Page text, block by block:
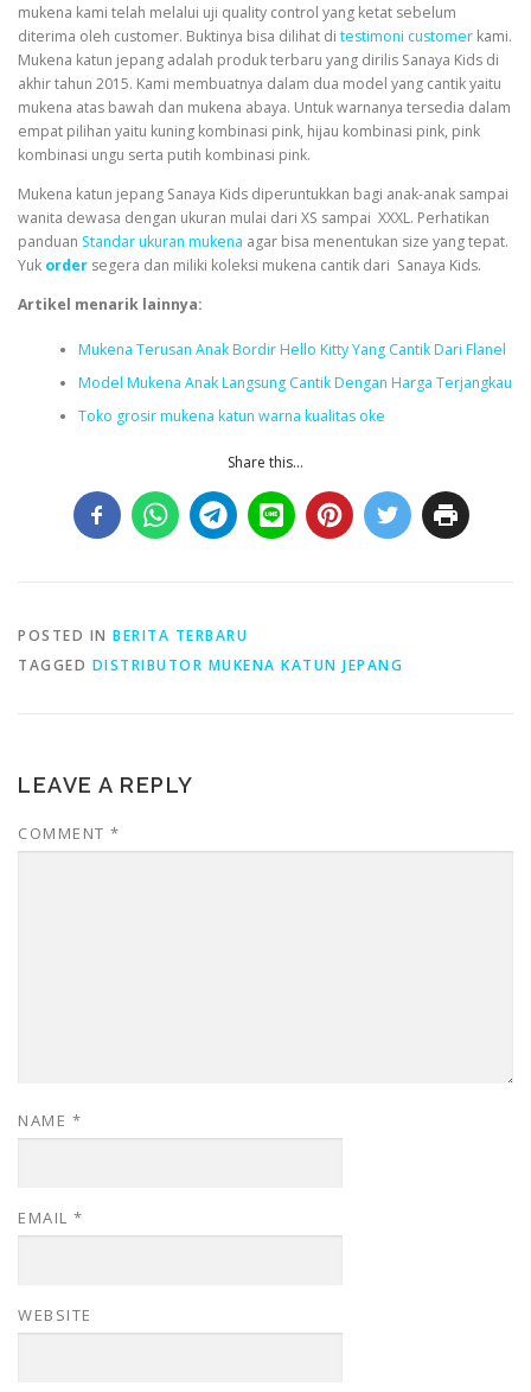
mukena kami telah melalui uji quality control yang ketat sebelum
diterima oleh customer. Buktinya bisa dilihat di testimoni customer kami.
Mukena katun jepang adalah produk terbaru yang dirilis Sanaya Kids di
akhir tahun 2015. Kami membuatnya dalam dua model yang cantik yaitu
mukena atas bawah dan mukena abaya. Untuk warnanya tersedia dalam
empat pilihan yaitu kuning kombinasi pink, hijau kombinasi pink, pink
kombinasi ungu serta putih kombinasi pink.
Mukena katun jepang Sanaya Kids diperuntukkan bagi anak-anak sampai
wanita dewasa dengan ukuran mulai dari XS sampai XXXL. Perhatikan
panduan Standar ukuran mukena agar bisa menentukan size yang tepat.
Yuk order segera dan miliki koleksi mukena cantik dari Sanaya Kids.
Artikel menarik lainnya:
Mukena Terusan Anak Bordir Hello Kitty Yang Cantik Dari Flanel
Model Mukena Anak Langsung Cantik Dengan Harga Terjangkau
Toko grosir mukena katun warna kualitas oke
Share this...
POSTED IN BERITA TERBARU
TAGGED DISTRIBUTOR MUKENA KATUN JEPANG
LEAVE A REPLY
COMMENT *
NAME *
EMAIL *
WEBSITE